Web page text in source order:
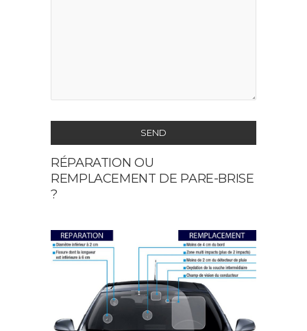
SEND
This
field
should
left
blank
RÉPARATION OU
REMPLACEMENT DE PARE-BRISE
?